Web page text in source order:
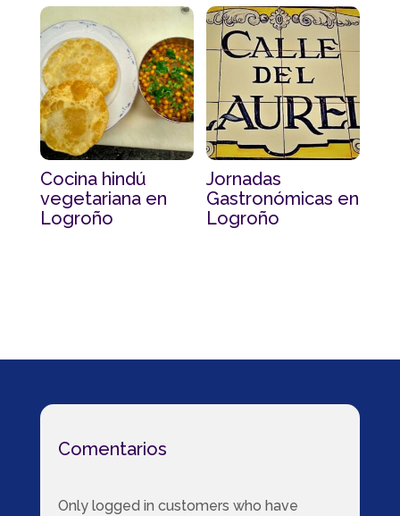
Cocina hindú
vegetariana en
Logroño
Jornadas
Gastronómicas en
Logroño
Comentarios
Only logged in customers who have